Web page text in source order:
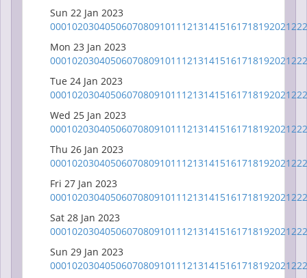
Sun 22 Jan 2023
000102030405060708091011 1213141516171819202122
Mon 23 Jan 2023
000102030405060708091011 1213141516171819202122
Tue 24 Jan 2023
000102030405060708091011 1213141516171819202122
Wed 25 Jan 2023
000102030405060708091011 1213141516171819202122
Thu 26 Jan 2023
000102030405060708091011 1213141516171819202122
Fri 27 Jan 2023
000102030405060708091011 1213141516171819202122
Sat 28 Jan 2023
000102030405060708091011 1213141516171819202122
Sun 29 Jan 2023
000102030405060708091011 1213141516171819202122